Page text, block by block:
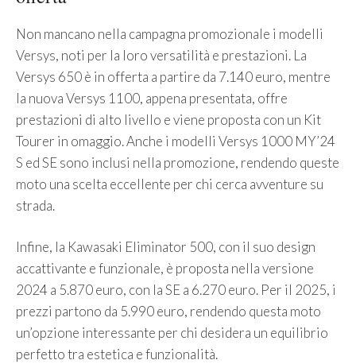
Non mancano nella campagna promozionale i modelli
Versys, noti per la loro versatilità e prestazioni. La
Versys 650 è in offerta a partire da 7.140 euro, mentre
la nuova Versys 1100, appena presentata, offre
prestazioni di alto livello e viene proposta con un Kit
Tourer in omaggio. Anche i modelli Versys 1000 MY’24
S ed SE sono inclusi nella promozione, rendendo queste
moto una scelta eccellente per chi cerca avventure su
strada.
Infine, la Kawasaki Eliminator 500, con il suo design
accattivante e funzionale, è proposta nella versione
2024 a 5.870 euro, con la SE a 6.270 euro. Per il 2025, i
prezzi partono da 5.990 euro, rendendo questa moto
un’opzione interessante per chi desidera un equilibrio
perfetto tra estetica e funzionalità.